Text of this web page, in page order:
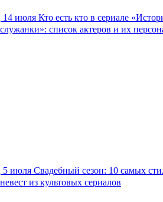
14 июля Кто есть кто в сериале
служанки»: список актеров и их
5 июля Свадебный сезон: 10 самых
невест из культовых сериалов